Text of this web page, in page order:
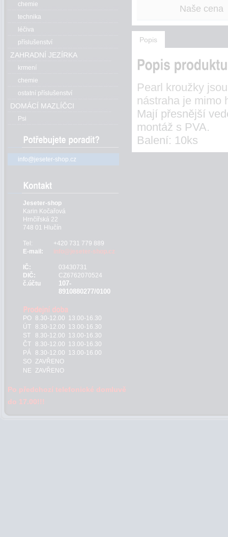
Naše cena
Popis
Pearl kroužky
nástraha je mimo
Mají přesnější
montáž s PVA.
Balení: 10ks
chemie
technika
léčiva
příslušenství
ZAHRADNÍ JEZÍRKA
krmení
chemie
ostatní příslušenství
DOMÁCÍ MAZLÍČCI
Psi
info@jeseter-shop.cz
Jeseter-shop
Karin Kočařová
Hrnčířská 22
748 01 Hlučín
Tel:
+420 731 779 889
E-mail:
info@jeseter-shop.cz
IČ:
03430731
DIČ:
CZ6762070524
č.účtu
107-
8910880277/0100
PO 8.30-12.00 13.00-16.30
ÚT
8.30-12.00 13.00-16.30
ST
8.30-12.00 13.00-16.30
ČT
8.30-12.00 13.00-16.30
PÁ
8.30-12.00 13.00-16.00
SO ZAVŘENO
NE ZAVŘENO
Po předchozí telefonické domluvě
do 17.00!!!